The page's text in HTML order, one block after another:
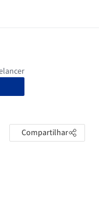
Compartilhar